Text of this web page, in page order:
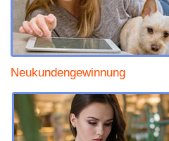
Neukundengewinnung